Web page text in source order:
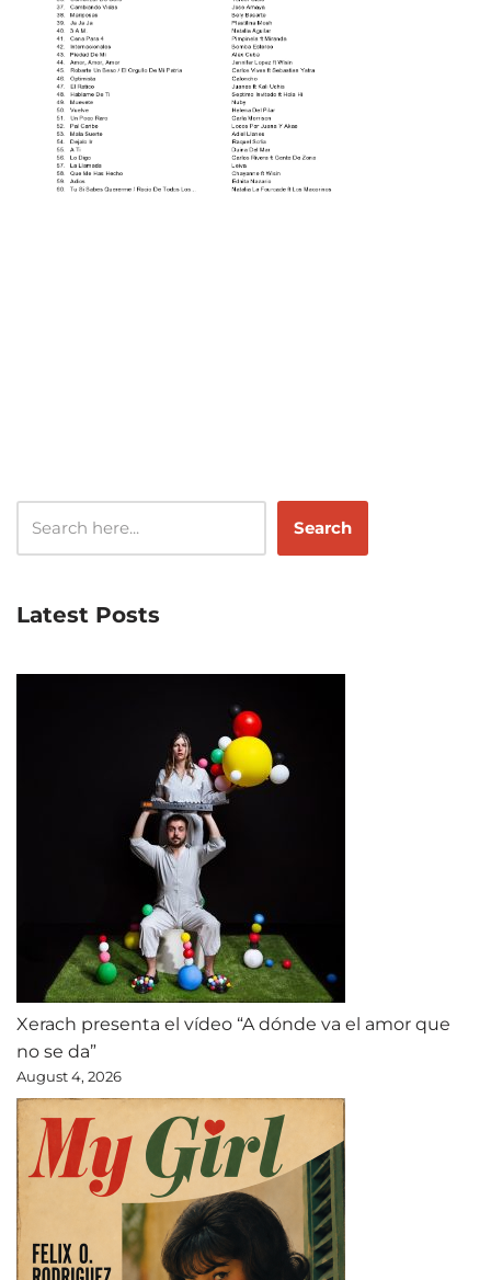
Search
Latest Posts
Xerach presenta el vídeo “A dónde va el amor que
no se da”
August 4, 2026